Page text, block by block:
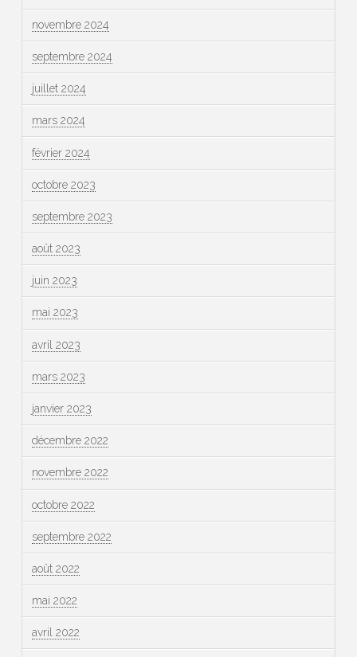
novembre 2024
septembre 2024
juillet 2024
mars 2024
février 2024
octobre 2023
septembre 2023
août 2023
juin 2023
mai 2023
avril 2023
mars 2023
janvier 2023
décembre 2022
novembre 2022
octobre 2022
septembre 2022
août 2022
mai 2022
avril 2022